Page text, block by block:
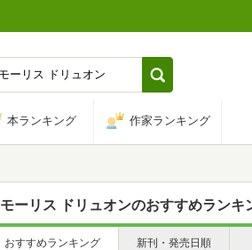
本ランキング 作家ランキング
モーリス ドリュオンのおすすめランキ
おすすめランキング 新刊・発売日順